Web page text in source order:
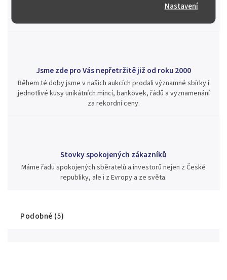
Nastavení
Posoudíme kvalitu a pravost Vašeho materiálu, prodáme v naší
Jsme zde pro Vás nepřetržitě již od roku 2000
Během té doby jsme v našich aukcích prodali významné sbírky i
jednotlivé kusy unikátních mincí, bankovek, řádů a vyznamenání
za rekordní ceny.
Stovky spokojených zákazníků
Máme řadu spokojených sběratelů a investorů nejen z České
republiky, ale i z Evropy a ze světa.
Podobné (5)